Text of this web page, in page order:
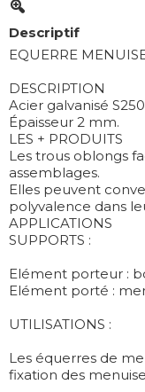
Descriptif
EQUERRE
DESCRIPTION
Acier galvanisé
Épaisseur 2 mm.
LES + PRODUITS
Les trous oblongs
assemblages.
Elles peuvent
polyvalence dans
APPLICATIONS
SUPPORTS :
Elément porteur :
Elément porté :
UTILISATIONS :
Les équerres de
fixation des